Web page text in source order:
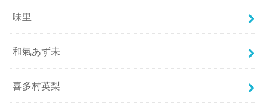
味里
和氣あず未
喜多村英梨